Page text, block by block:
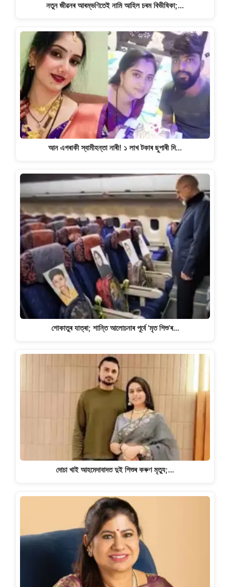
নতুন জীৱনৰ আৰম্ভণিতেই নামি আহিল চৰম বিভীষিকা;…
আন এগৰাকী স্বামীহন্তা নাৰী! ১ লাখ টকাৰ ছুপাৰী দি…
শোকাতুৰ যাত্ৰা; শান্তি আলোচনাৰ পূৰ্বে 'মৃত শিশু’ৰ…
দোচা খাই আহমেদাবাদত দুই শিশুৰ কৰুণ মৃত্যু;…